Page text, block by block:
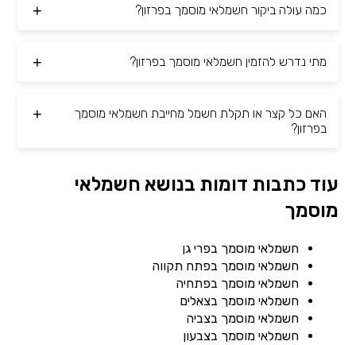
כמה עולה ביקור חשמלאי מוסמך בפרזון?
מתי נדרש להזמין חשמלאי מוסמך בפרזון?
האם כל קצר או תקלת חשמל מחייבת חשמלאי מוסמך
בפרזון?
עוד כתבות דומות בנושא חשמלאי
מוסמך
חשמלאי מוסמך בפרי גן
חשמלאי מוסמך בפתח תקווה
חשמלאי מוסמך בפתחיה
חשמלאי מוסמך בצאלים
חשמלאי מוסמך בצביה
חשמלאי מוסמך בצבעון